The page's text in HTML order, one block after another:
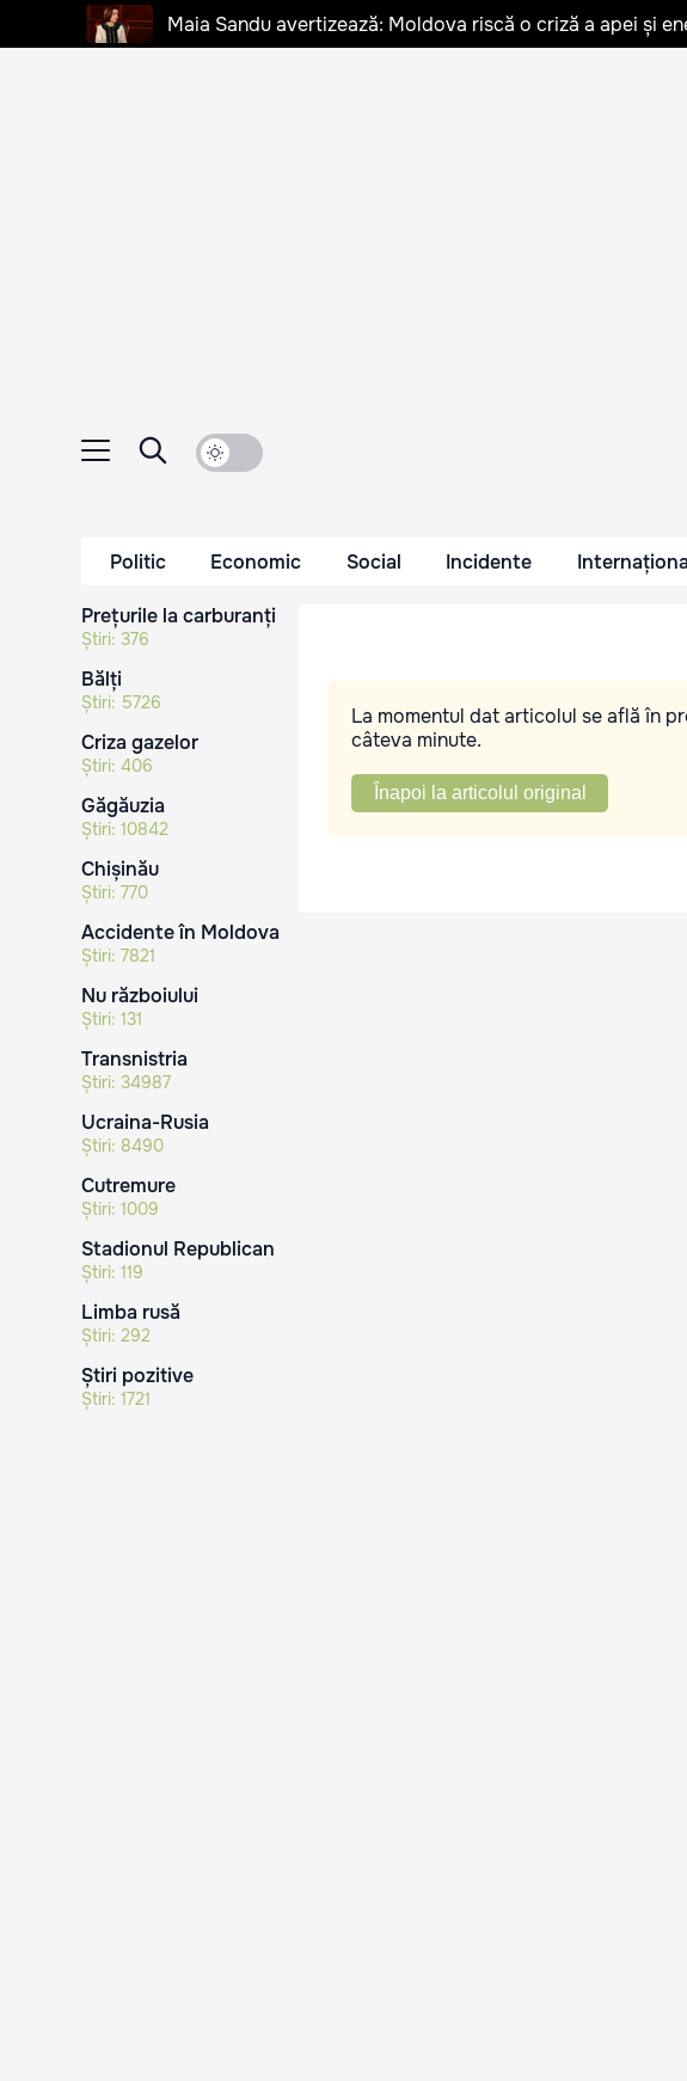
Maia Sandu avertizează: Moldova riscă o criză a apei și
Politic Economic Social Incidente
Prețurile la carburanți
Știri: 376
Bălți
Știri: 5726
Criza gazelor
Știri: 406
Găgăuzia
Știri: 10842
Chișinău
Știri: 770
Accidente în Moldova
Știri: 7821
Nu războiului
Știri: 131
Transnistria
Știri: 34987
Ucraina-Rusia
Știri: 8490
Cutremure
Știri: 1009
Stadionul Republican
Știri: 119
Limba rusă
Știri: 292
Știri pozitive
Știri: 1721
La momentul dat articolul se află în
câteva minute.
Înapoi la articolul original